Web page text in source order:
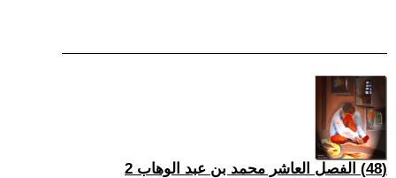
(48) الفصل العاشر محمد بن عبد الوهاب 2